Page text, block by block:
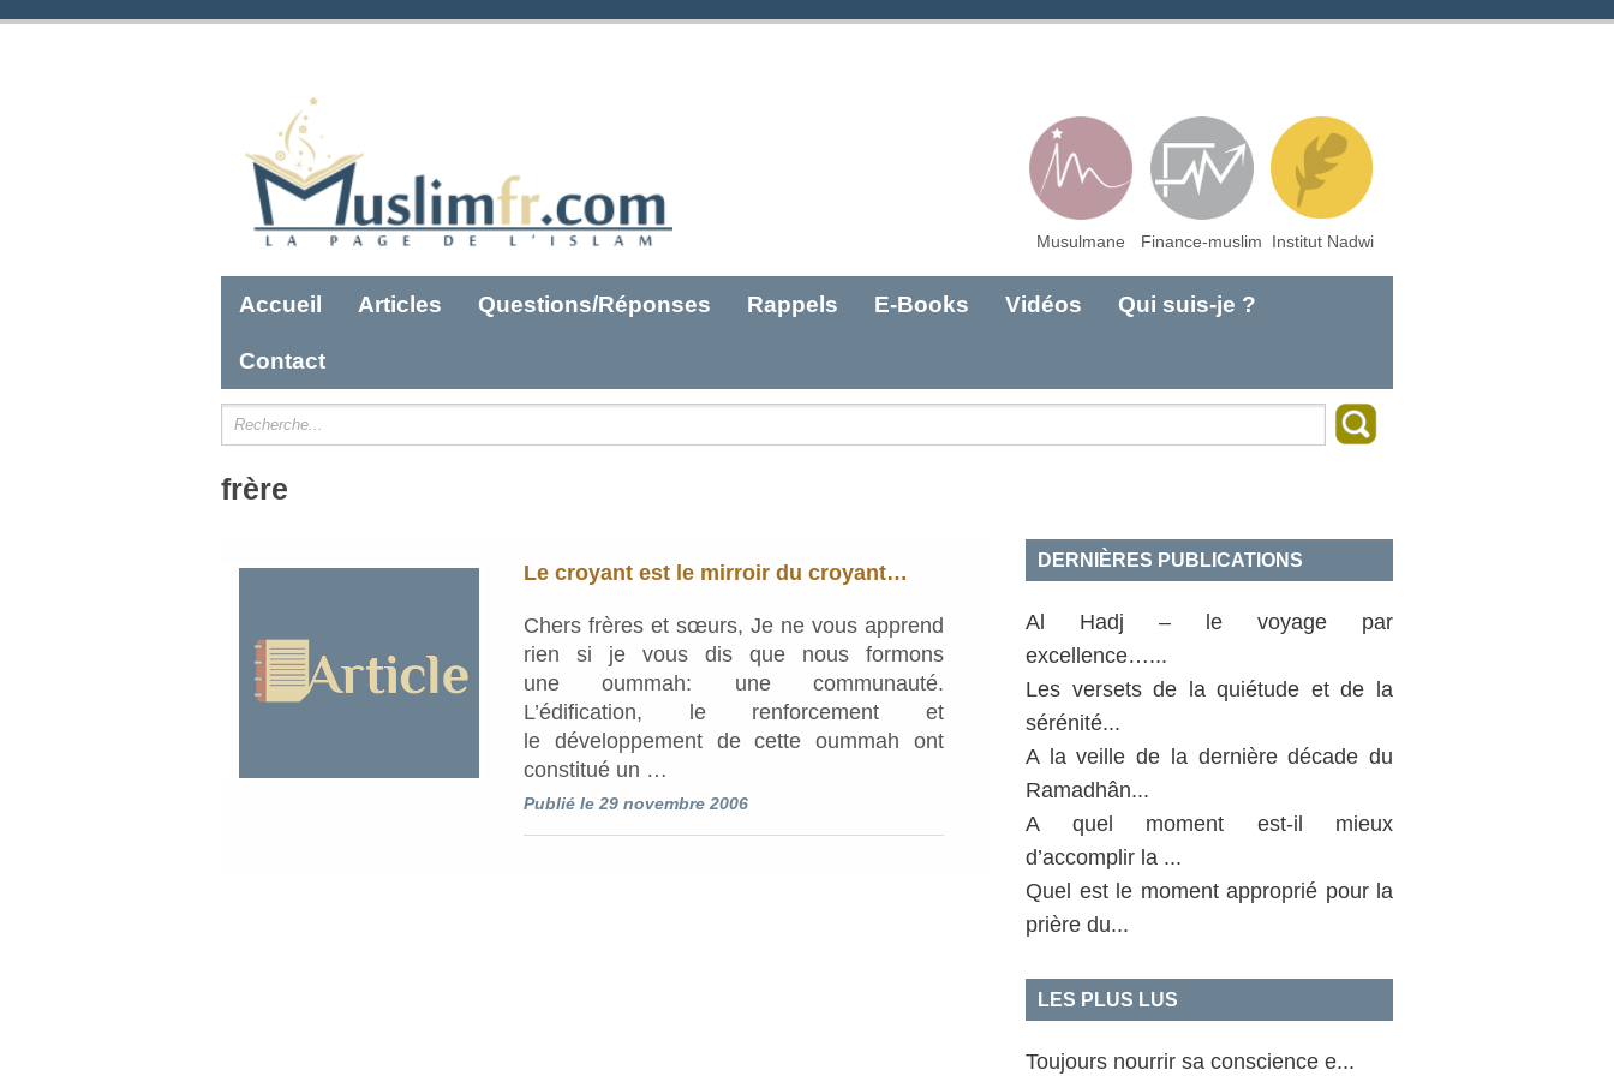
Musulmane Finance-muslim Institut Nadwi
Accueil Articles Questions/Réponses Rappels E-Books Vidéos Qui suis-je ?
Contact
frère
Le croyant est le mirroir du croyant…
Chers frères et sœurs, Je ne vous apprend
rien si je vous dis que nous formons
une oummah: une communauté.
L’édification, le renforcement et
le développement de cette oummah ont
constitué un …
Publié le 29 novembre 2006
DERNIÈRES PUBLICATIONS
Al Hadj – le voyage par
excellence…...
Les versets de la quiétude et de la
sérénité...
A la veille de la dernière décade du
Ramadhân...
A quel moment est-il mieux
d’accomplir la ...
Quel est le moment approprié pour la
prière du...
LES PLUS LUS
Toujours nourrir sa conscience e...